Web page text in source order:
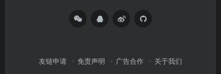
友链申请 免责声明 广告合作 关于我们